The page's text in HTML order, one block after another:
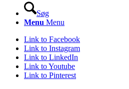
Søg
Menu Menu
Link to Facebook
Link to Instagram
Link to LinkedIn
Link to Youtube
Link to Pinterest